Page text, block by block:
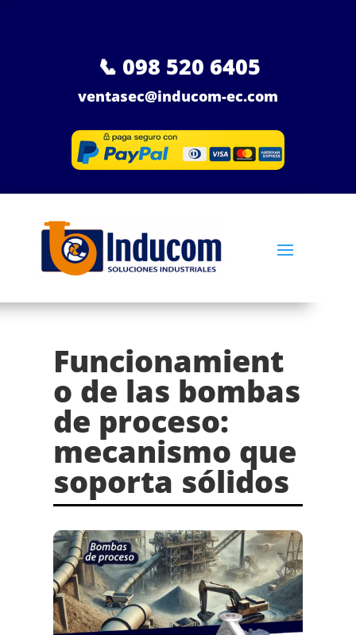
📞 098 520 6405
ventasec@inducom-ec.com
Funcionamient
o de las bombas
de proceso:
mecanismo que
soporta sólidos